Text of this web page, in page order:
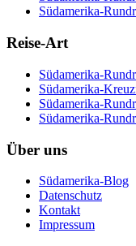
Südamerika-
Reise-Art
Südamerika-
Südamerika-
Südamerika-
Südamerika-
Über uns
Südamerika-Blog
Datenschutz
Kontakt
Impressum